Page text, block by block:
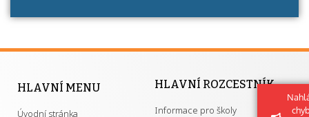
HLAVNÍ MENU
Úvodní stránka
HLAVNÍ ROZCESTNÍK
Informace pro školy